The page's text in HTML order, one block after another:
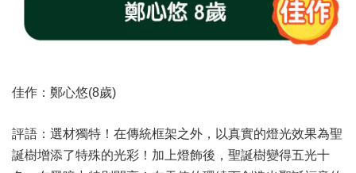
佳作：鄭心悠(8歲)
評語：選材獨特！在傳統框架之外，以真實的燈光效果為聖
誕樹增添了特殊的光彩！加上燈飾後，聖誕樹變得五光十